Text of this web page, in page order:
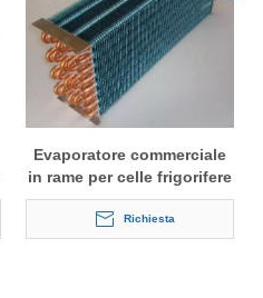
Evaporatore commerciale
in rame per celle frigorifere
a bassa temperatura
Richiesta